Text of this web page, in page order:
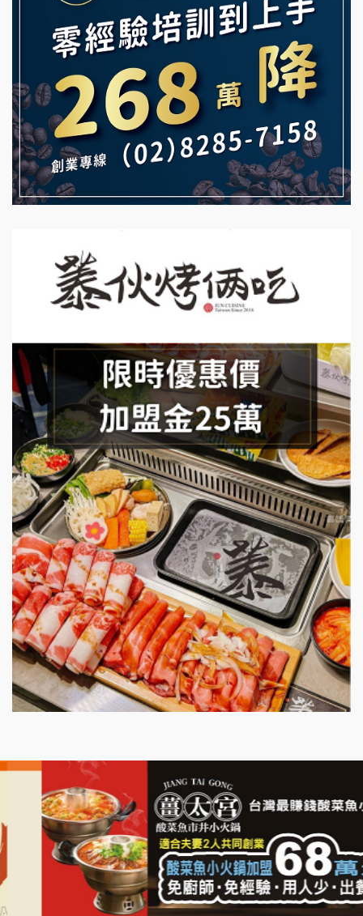
【曉妍美妝】誠徵行政櫃檯
自助洗衣店誠徵代洗收送人員(台中市)
MUSHEN徵SPA美容芳療師
日十。早午食加盟說明會
拾鑶火鍋加盟說明會
白鬍泡泡 BOHO POPO加盟說明會
雞咕雞咕加盟說明會
TEA TOP加盟說明會
珍好味臭臭鍋加盟說明會
藍象廷泰式火鍋加盟說明會
上宇林加盟說明會
莫尼早餐Morni加盟說明會
手作功夫茶加盟說明會
SHARE TEA歇腳亭加盟說明會
潮味決-湯滷專門店加盟說明會
鬍子茶加盟說明會
鮮茶道加盟說明會
微風亭鐵板燒加盟說明會
漫步藍咖啡加盟說明會
明石章魚燒加盟說明會
出櫃加盟說明會
千香漢堡加盟說明會
拉亞漢堡加盟說明會
杜芳子古味茶鋪加盟說明會
優握握×酸奶大獅加盟說明會
冬城門加盟說明會